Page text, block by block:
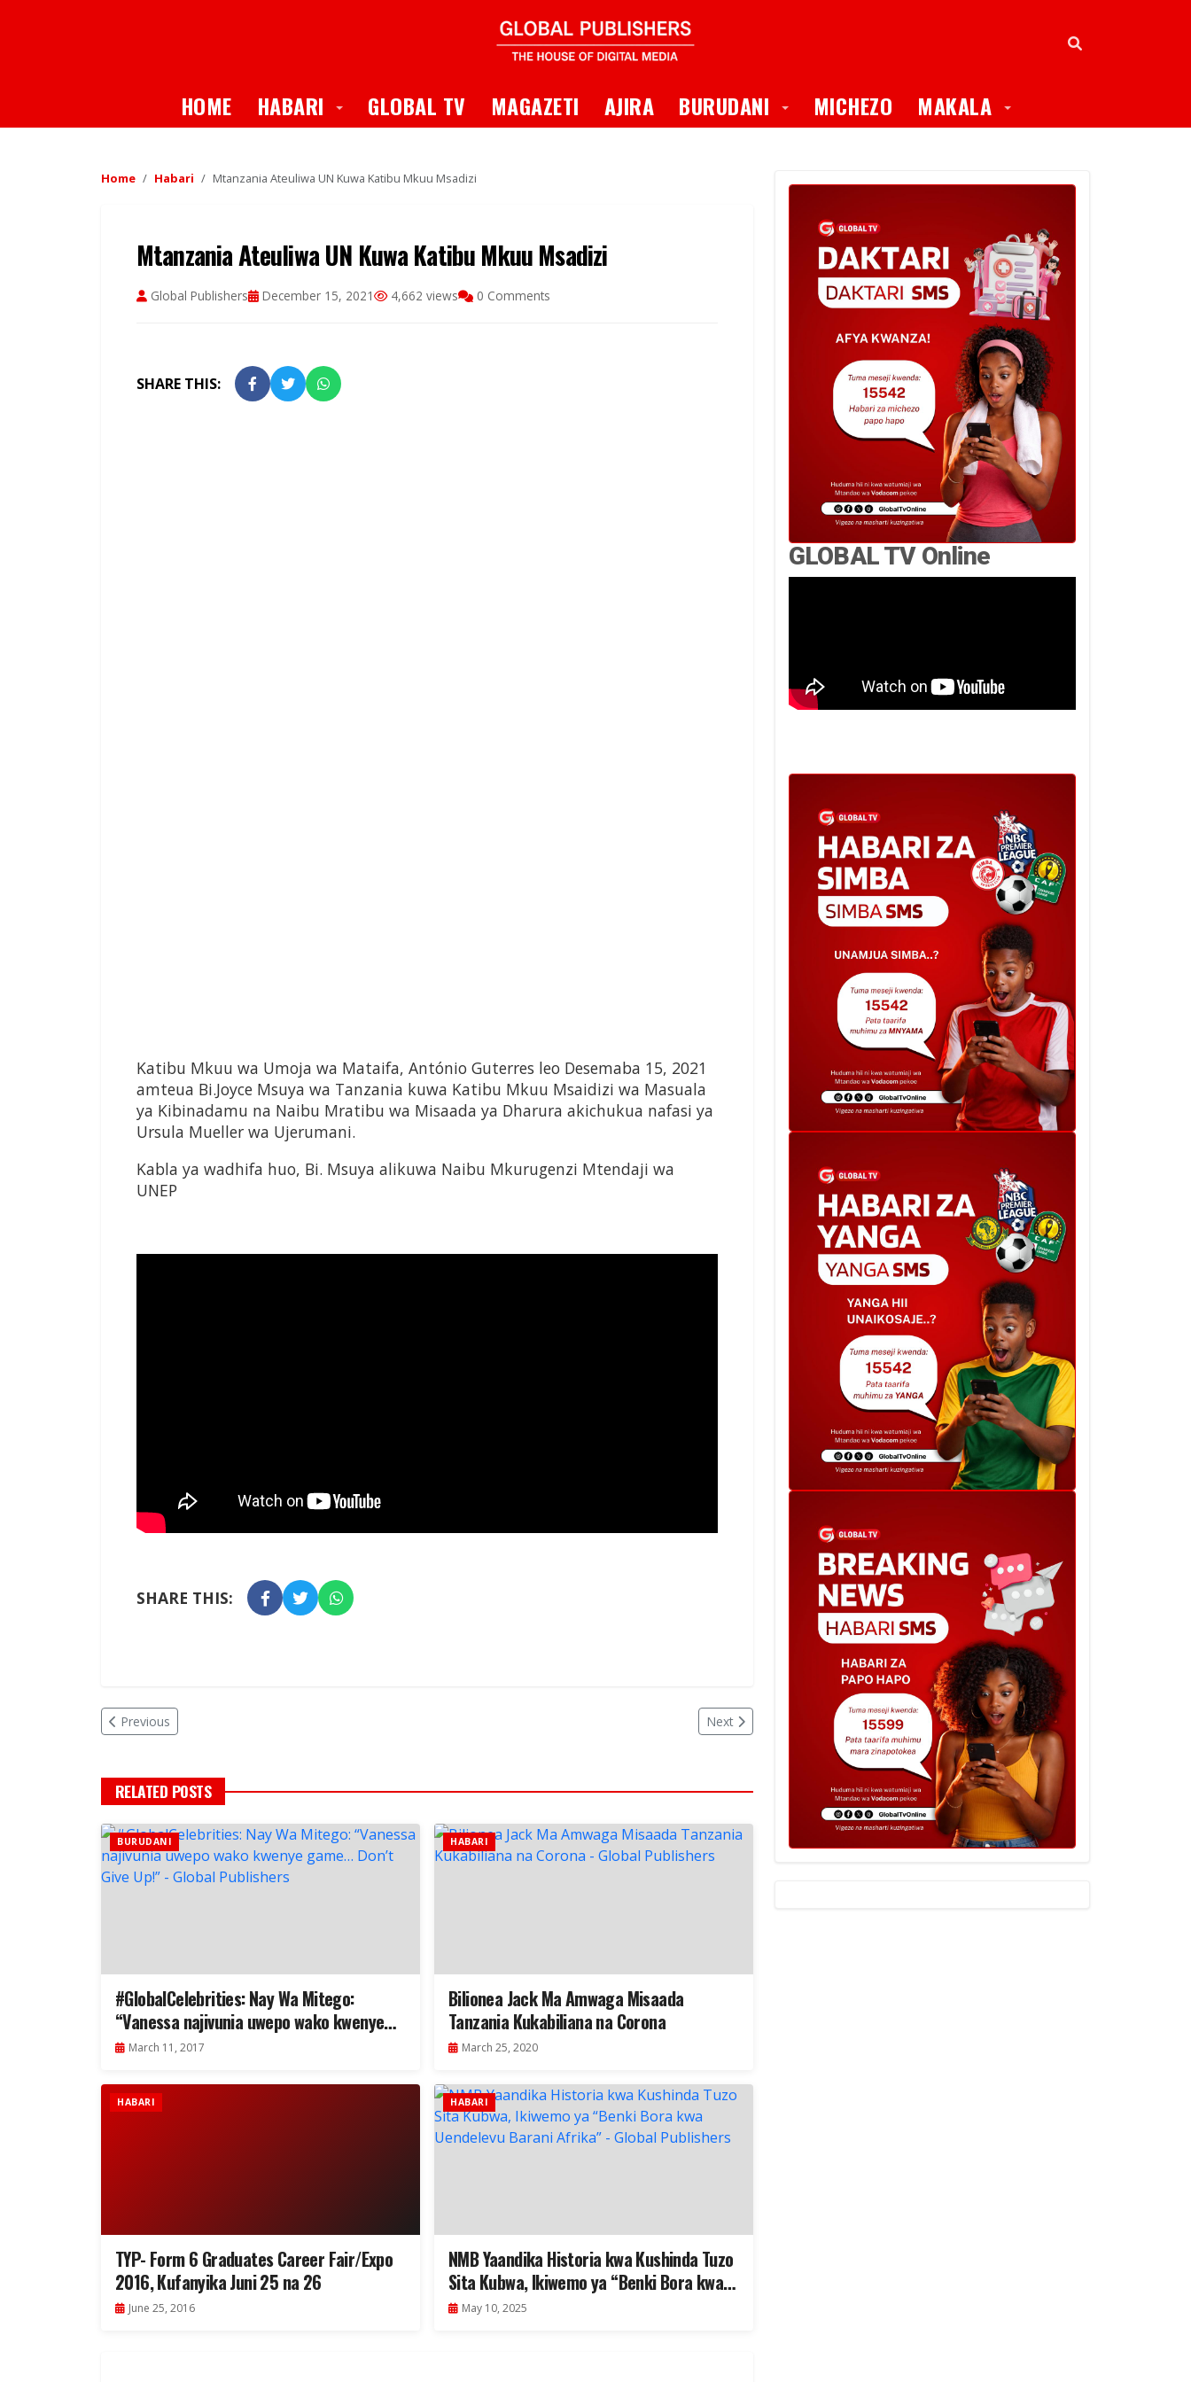
HOME HABARI Toggle Dropdown
GLOBAL TV MAGAZETI AJIRA BURUDANI Toggle Dropdown
MICHEZO MAKALA Toggle Dropdown
Home Habari Mtanzania Ateuliwa UN Kuwa Katibu Mkuu Msadizi
Mtanzania Ateuliwa UN Kuwa Katibu Mkuu Msadizi
Global Publishers December 15, 2021 4,662 views 0 Comments
SHARE THIS:
Katibu Mkuu wa Umoja wa Mataifa, António Guterres leo Desemaba 15, 2021
amteua Bi.Joyce Msuya wa Tanzania kuwa Katibu Mkuu Msaidizi wa Masuala
ya Kibinadamu na Naibu Mratibu wa Misaada ya Dharura akichukua nafasi ya
Ursula Mueller wa Ujerumani.
Kabla ya wadhifa huo, Bi. Msuya alikuwa Naibu Mkurugenzi Mtendaji wa
UNEP
SHARE THIS:
Previous Next
RELATED POSTS
BURUDANI
#GlobalCelebrities: Nay Wa Mitego:
“Vanessa najivunia uwepo wako kwenye
game… Don’t Give Up!”
March 11, 2017
HABARI
Bilionea Jack Ma Amwaga Misaada
Tanzania Kukabiliana na Corona
March 25, 2020
HABARI
TYP- Form 6 Graduates Career Fair/Expo
2016, Kufanyika Juni 25 na 26
June 25, 2016
HABARI
NMB Yaandika Historia kwa Kushinda Tuzo
Sita Kubwa, Ikiwemo ya “Benki Bora kwa
Uendelevu Barani Afrika”
May 10, 2025
GLOBAL TV Online